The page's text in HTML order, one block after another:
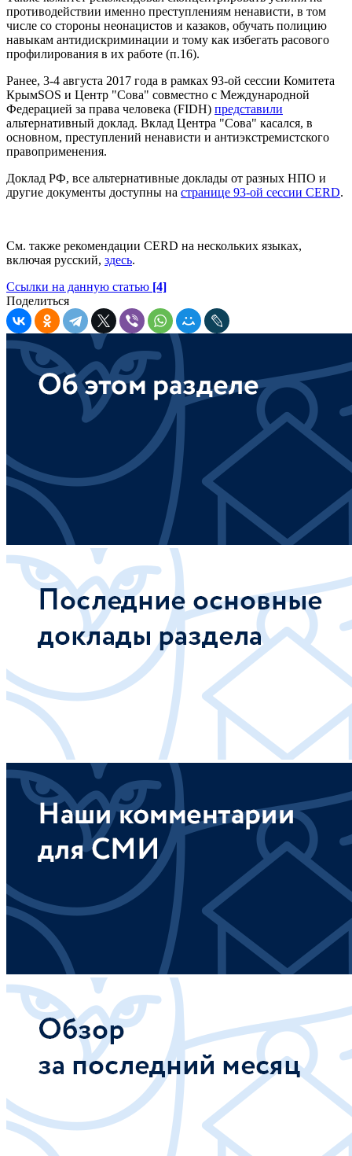
противодействии именно преступлениям ненависти, в том
числе со стороны неонацистов и казаков, обучать полицию
навыкам антидискриминации и тому как избегать расового
профилирования в их работе (п.16).
Ранее, 3-4 августа 2017 года в рамках 93-ой сессии Комитета
КрымSOS и Центр "Сова" совместно с Международной
Федерацией за права человека (FIDH) представили
альтернативный доклад. Вклад Центра "Сова" касался, в
основном, преступлений ненависти и антиэкстремистского
правоприменения.
Доклад РФ, все альтернативные доклады от разных НПО и
другие документы доступны на странице 93-ой сессии CERD.
См. также рекомендации CERD на нескольких языках,
включая русский, здесь.
Ссылки на данную статью [4]
Поделиться